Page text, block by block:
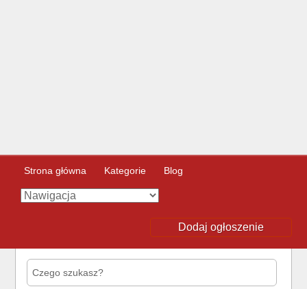
Strona główna Kategorie Blog
Dodaj ogłoszenie